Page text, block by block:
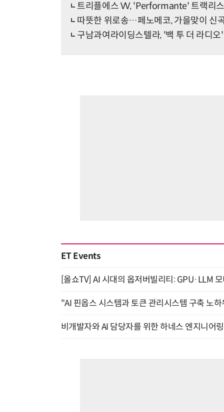
트리플에스 VV, 'Performante' 트랙리
따뜻한 위로송…페노메코, 가을맞이 신
구남과여라이딩스텔라, '백 투 더 라디
ET Events
[올쇼TV] AI 시대의 옵저버빌리티: GPU·LLM
"AI 핀옵스 시스템과 토큰 관리시스템 구축 노
비개발자와 AI 담당자를 위한 하네스 엔지니어